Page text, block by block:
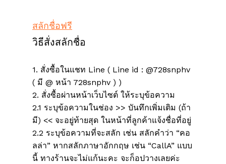
สลักชื่อฟรี
วิธีสั่งสลักชื่อ
1. สั่งซื้อในแชท Line ( Line id : @728snphv
( มี @ หน้า 728snphv ) )
2. สั่งซื้อผ่านหน้าเว็บไซต์ ให้ระบุข้อความ
2.1 ระบุข้อความในช่อง >> บันทึกเพิ่มเติม (ถ้า
มี) << จะอยู่ท้ายสุด ในหน้าที่ลูกค้าแจ้งชื่อที่อยู่
2.2 ระบุข้อความที่จะสลัก เช่น สลักคำว่า “คอ
ลล่า” หากสลักภาษาอักกฤษ เช่น “CallA” แบบ
นี้ ทางร้านจะไม่แก้นะคะ จะก็อปวางเลยค่ะ